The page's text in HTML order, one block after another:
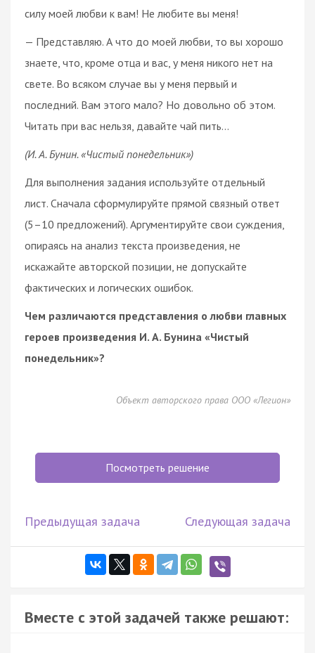
силу моей любви к вам! Не любите вы меня!
— Представляю. А что до моей любви, то вы хорошо
знаете, что, кроме отца и вас, у меня никого нет на
свете. Во всяком случае вы у меня первый и
последний. Вам этого мало? Но довольно об этом.
Читать при вас нельзя, давайте чай пить…
(И. А. Бунин. «Чистый понедельник»)
Для выполнения задания используйте отдельный
лист. Сначала сформулируйте прямой связный ответ
(5–10 предложений). Аргументируйте свои суждения,
опираясь на анализ текста произведения, не
искажайте авторской позиции, не допускайте
фактических и логических ошибок.
Чем различаются представления о любви главных
героев произведения И. А. Бунина «Чистый
понедельник»?
Объект авторского права ООО «Легион»
Посмотреть решение
Предыдущая задача Следующая задача
Вместе с этой задачей также решают: